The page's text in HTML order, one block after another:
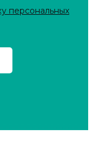
персональных